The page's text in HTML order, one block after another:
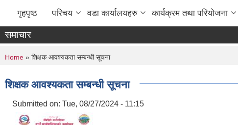
गृहपृष्ठ परिचय वडा कार्यालयहरु कार्यक्रम तथा परियोजना
समाचार
You are here
Home » शिक्षक आवश्यकता सम्बन्धी सूचना
शिक्षक आवश्यकता सम्बन्धी सूचना
Submitted on: Tue, 08/27/2024 - 11:15